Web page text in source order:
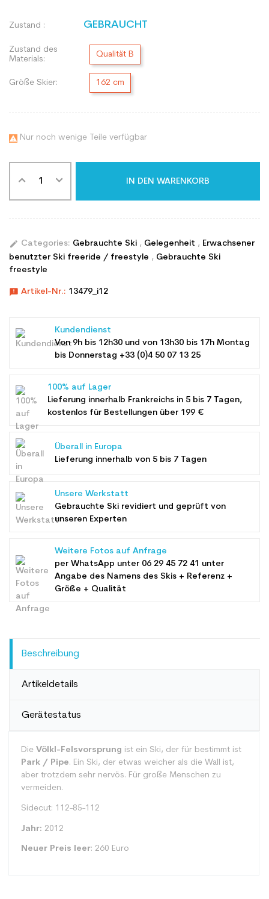
Zustand : GEBRAUCHT
Zustand des
Materials:
Qualität B
Größe Skier: 162 cm
 Nur noch wenige Teile verfügbar
IN DEN WARENKORB
edit Categories: Gebrauchte Ski , Gelegenheit , Erwachsener
benutzter Ski freeride / freestyle , Gebrauchte Ski
freestyle
announcement Artikel-Nr.: 13479_i12
Kundendienst
Von 9h bis 12h30 und von 13h30 bis 17h Montag
bis Donnerstag +33 (0)4 50 07 13 25
100% auf Lager
Lieferung innerhalb Frankreichs in 5 bis 7 Tagen,
kostenlos für Bestellungen über 199 €
Überall in Europa
Lieferung innerhalb von 5 bis 7 Tagen
Unsere Werkstatt
Gebrauchte Ski revidiert und geprüft von
unseren Experten
Weitere Fotos auf Anfrage
per WhatsApp unter 06 29 45 72 41 unter
Angabe des Namens des Skis + Referenz +
Größe + Qualität
Beschreibung
Artikeldetails
Gerätestatus
Die Völkl-Felsvorsprung ist ein Ski, der für bestimmt ist
Park / Pipe. Ein Ski, der etwas weicher als die Wall ist,
aber trotzdem sehr nervös. Für große Menschen zu
vermeiden.
Sidecut: 112-85-112
Jahr: 2012
Neuer Preis leer: 260 Euro